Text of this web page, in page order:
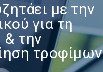
με την
για τη
την
τροφίμων